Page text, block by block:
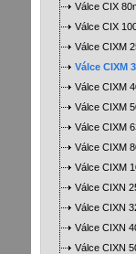
Válce CIX
Válce CIX
Válce CIXM
Válce CIXM
Válce CIXM
Válce CIXM
Válce CIXM
Válce CIXM
Válce CIXM
Válce CIXN
Válce CIXN
Válce CIXN
Válce CIXN